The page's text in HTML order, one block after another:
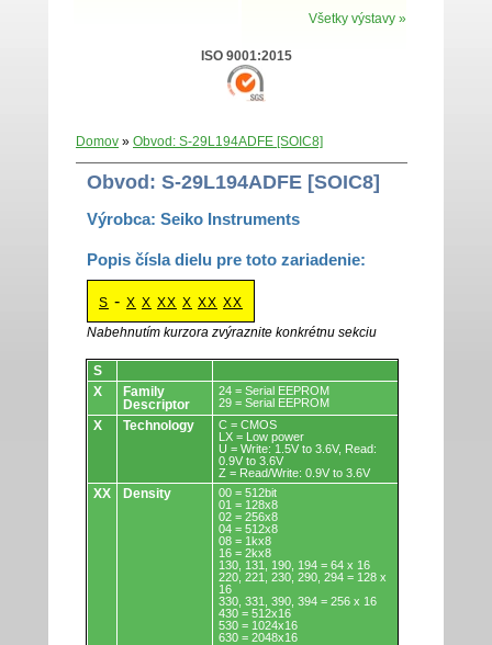
Všetky výstavy »
ISO 9001:2015
Domov » Obvod: S-29L194ADFE [SOIC8]
Obvod: S-29L194ADFE [SOIC8]
Výrobca: Seiko Instruments
Popis čísla dielu pre toto zariadenie:
S - X X XX X XX XX
Nabehnutím kurzora zvýraznite konkrétnu sekciu
Obvody.
S
X
Family
Descriptor
24 = Serial EEPROM
29 = Serial EEPROM
X Technology
C = CMOS
LX = Low power
U = Write: 1.5V to 3.6V, Read:
0.9V to 3.6V
Z = Read/Write: 0.9V to 3.6V
XX Density
00 = 512bit
01 = 128x8
02 = 256x8
04 = 512x8
08 = 1kx8
16 = 2kx8
130, 131, 190, 194 = 64 x 16
220, 221, 230, 290, 294 = 128 x
16
330, 331, 390, 394 = 256 x 16
430 = 512x16
530 = 1024x16
630 = 2048x16